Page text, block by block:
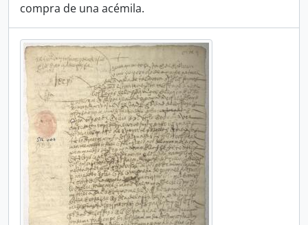
compra de una acémila.